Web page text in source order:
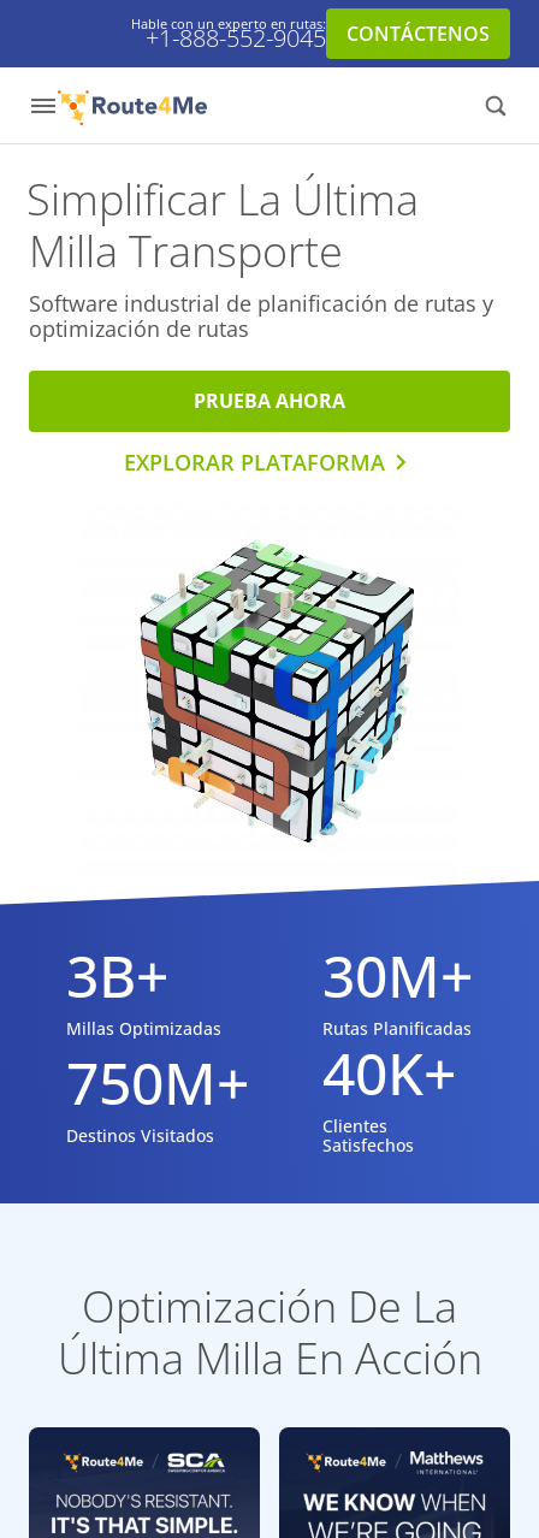
Hable con un experto en rutas:
+1-888-552-9045 CONTÁCTENOS
Simplificar La Última
Milla Transporte
Software industrial de planificación de rutas y
optimización de rutas
PRUEBA AHORA
EXPLORAR PLATAFORMA
3B+
Millas Optimizadas
750M+
Destinos Visitados
30M+
Rutas Planificadas
40K+
Clientes
Satisfechos
Optimización De La
Última Milla En Acción